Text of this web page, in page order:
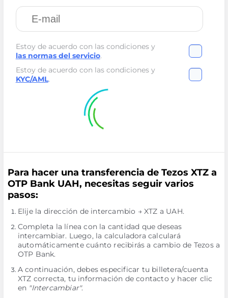
Estoy de acuerdo con las condiciones y
las normas del servicio.
Estoy de acuerdo con las condiciones y
KYC/AML.
Para hacer una transferencia de Tezos XTZ a
OTP Bank UAH, necesitas seguir varios
pasos:
Elije la dirección de intercambio → XTZ a UAH.
Completa la línea con la cantidad que deseas
intercambiar. Luego, la calculadora calculará
automáticamente cuánto recibirás a cambio de Tezos a
OTP Bank.
A continuación, debes especificar tu billetera/cuenta
XTZ correcta, tu información de contacto y hacer clic
en "Intercambiar".